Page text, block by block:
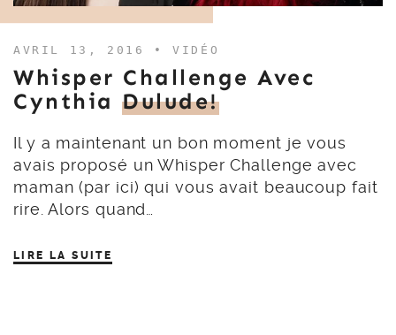
AVRIL 13, 2016 •VIDÉO
Whisper Challenge Avec
Cynthia Dulude!
Il y a maintenant un bon moment je vous
avais proposé un Whisper Challenge avec
maman (par ici) qui vous avait beaucoup fait
rire. Alors quand…
LIRE LA SUITE